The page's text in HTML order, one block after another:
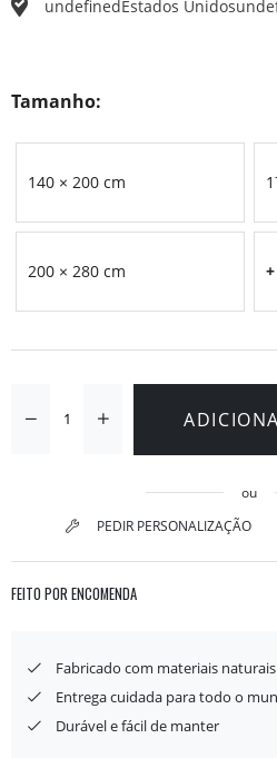
undefinedEstados Unidos
Tamanho:
140 × 200 cm
200 × 280 cm
ou
PEDIR PERSONALIZAÇÃO
FEITO POR ENCOMENDA
Fabricado com materiais
Entrega cuidada para todo o
Durável e fácil de manter